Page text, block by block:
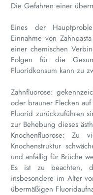
Die Gefahren einer
Eines der
Einnahme von
einer chemischen
Folgen für die
Fluoridkonsum kann zu
Zahnfluorose:
oder brauner Flecken
Fluorid zurückzuführen
zur Behebung dieses
Knochenfluorose:
Knochenstruktur
und anfällig für Brüche
Es ist zu beachten,
insbesondere im Alter
übermäßigen